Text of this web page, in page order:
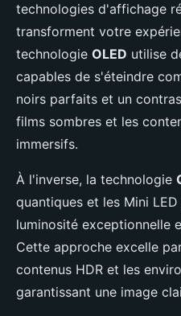
technologies d'affichage
transforment votre
technologie OLED utilise
capables de s'éteindre
noirs parfaits et un
films sombres et les
immersifs.
À l'inverse, la technologie
quantiques et les Mini
luminosité exceptionnelle
Cette approche excelle
contenus HDR et les
garantissant une image